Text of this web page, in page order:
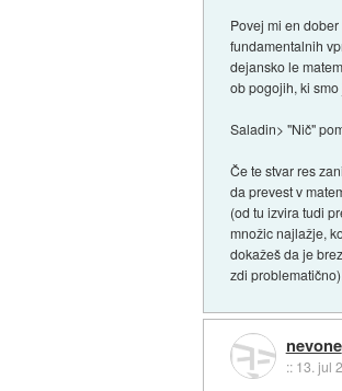
Povej mi en
fundamentalnih
dejansko le
ob pogojih, ki
Saladin> "Nič"
Če te stvar res
da prevest v
(od tu izvira tudi
množic najlažje,
dokažeš da je
zdi problematično).
nevone
:: 13. jul